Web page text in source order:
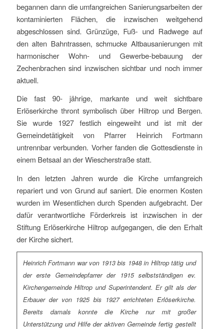
begannen dann die umfangreichen Sanierungsarbeiten der
kontaminierten Flächen, die inzwischen weitgehend
abgeschlossen sind. Grünzüge, Fuß- und Radwege auf
den alten Bahntrassen, schmucke Altbausanierungen mit
harmonischer Wohn- und Gewerbe-bebauung der
Zechenbrachen sind inzwischen sichtbar und noch immer
aktuell.
Die fast 90- jährige, markante und weit sichtbare
Erlöserkirche thront symbolisch über Hiltrop und Bergen.
Sie wurde 1927 festlich eingeweiht und ist mit der
Gemeindetätigkeit von Pfarrer Heinrich Fortmann
untrennbar verbunden. Vorher fanden die Gottesdienste in
einem Betsaal an der Wiescherstraße statt.
In den letzten Jahren wurde die Kirche umfangreich
repariert und von Grund auf saniert. Die enormen Kosten
wurden im Wesentlichen durch Spenden aufgebracht. Der
dafür verantwortliche Förderkreis ist inzwischen in der
Stiftung Erlöserkirche Hiltrop aufgegangen, die den Erhalt
der Kirche sichert.
Heinrich Fortmann war von 1913 bis 1948 in Hiltrop tätig und
der erste Gemeindepfarrer der 1915 selbstständigen ev.
Kirchengemeinde Hiltrop und Superintendent. Er gilt als der
Erbauer der von 1925 bis 1927 errichteten Erlöserkirche.
Bereits damals konnte die Kirche nur mit großer
Unterstützung und Hilfe der aktiven Gemeinde fertig gestellt